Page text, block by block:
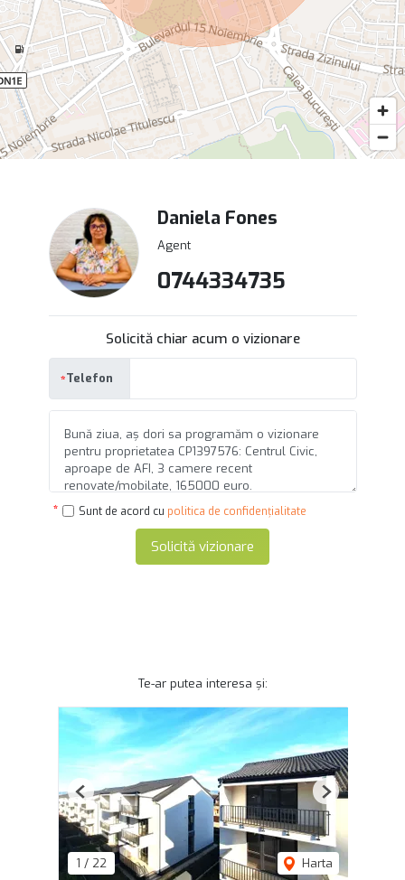
Daniela Fones
Agent
0744334735
Solicită chiar acum o vizionare
Telefon
Sunt de acord cu politica de confidențialitate
Solicită vizionare
Te-ar putea interesa și:
1 / 22 Harta
Previous Next